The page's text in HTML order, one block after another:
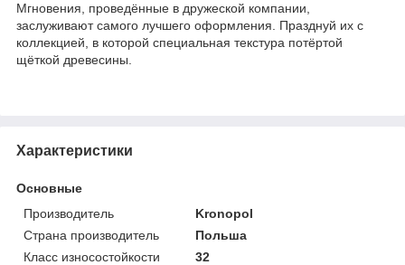
Мгновения, проведённые в дружеской компании,
заслуживают самого лучшего оформления. Празднуй их с
коллекцией, в которой специальная текстура потёртой
щёткой древесины.
Характеристики
Основные
Производитель
Kronopol
Страна производитель
Польша
Класс износостойкости
32